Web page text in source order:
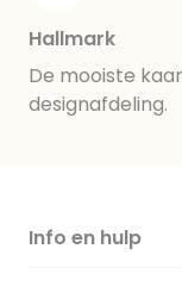
Hallmark
De mooiste
designafdeling.
Info en hulp